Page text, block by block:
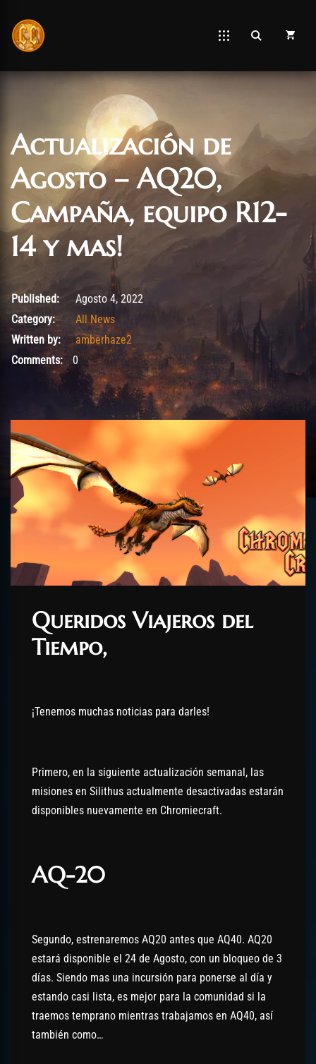
Actualización de
Agosto – AQ20,
Campaña, equipo R12-
14 y mas!
Agosto 4, 2022
Published:
Agosto 4, 2022
Category:
All News
Written by:
amberhaze2
Comments: 0
Queridos Viajeros del
Tiempo,
¡Tenemos muchas noticias para darles!
Primero, en la siguiente actualización semanal, las
misiones en Silithus actualmente desactivadas estarán
disponibles nuevamente en Chromiecraft.
AQ-20
Segundo, estrenaremos AQ20 antes que AQ40. AQ20
estará disponible el 24 de Agosto, con un bloqueo de 3
días. Siendo mas una incursión para ponerse al día y
estando casi lista, es mejor para la comunidad si la
traemos temprano mientras trabajamos en AQ40, así
también como…